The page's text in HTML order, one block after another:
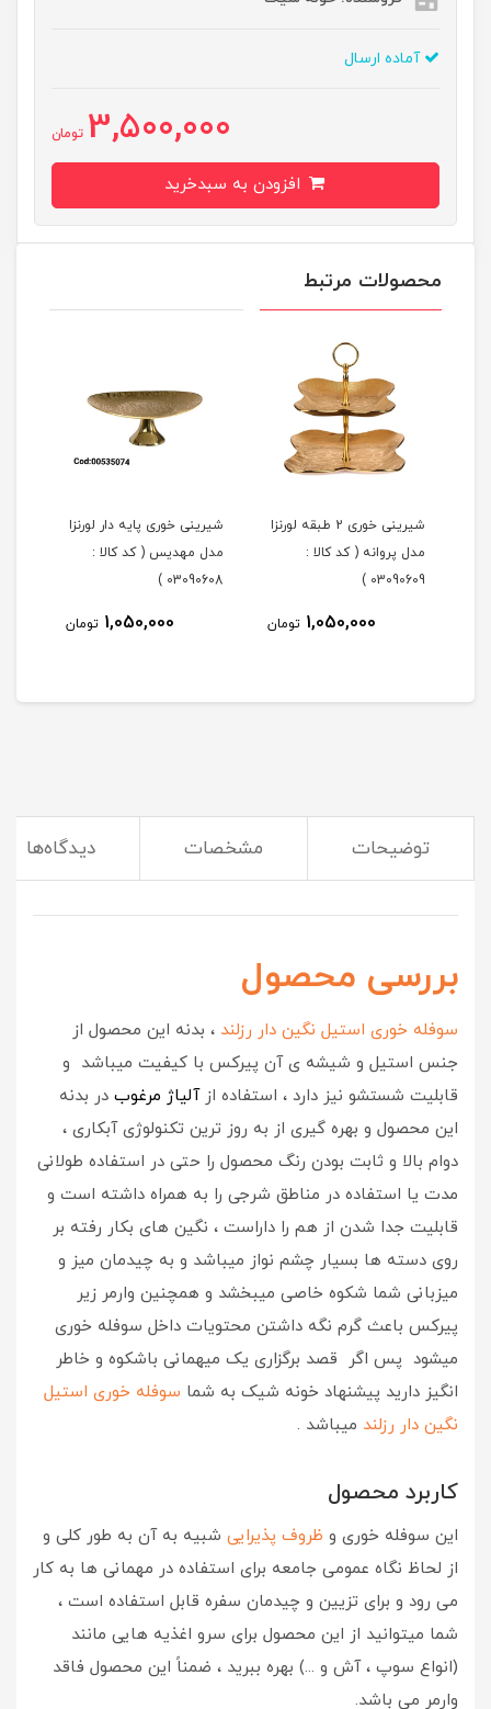
آماده ارسال
3,500,000 تومان
محصولات مرتبط
شیرینی خوری 2 طبقه لورنزا
مدل پروانه ( کد کالا :
03090609 )
1,050,000 تومان
شیرینی خوری پایه دار لورنزا
مدل مهدیس ( کد کالا :
03090608 )
1,050,000 تومان
توضیحات مشخصات دیدگاه‌ها
(این ظروف سرو و پذیرایی برای مهمونی لازمت میشه)
بررسی محصول
سوفله خوری استیل نگین دار رزلند ، بدنه این محصول از
جنس استیل و شیشه ی آن پیرکس با کیفیت میباشد و
قابلیت شستشو نیز دارد ، استفاده ازآلیاژ مرغوب در بدنه
این محصول و بهره گیری از به روز ترین تکنولوژی آبکاری ،
دوام بالا و ثابت بودن رنگ محصول را حتی در استفاده طولانی
مدت یا استفاده در مناطق شرجی را به همراه داشته است و
قابلیت جدا شدن از هم را داراست ، نگین های بکار رفته بر
روی دسته ها بسیار چشم نواز میباشد و به چیدمان میز و
میزبانی شما شکوه خاصی میبخشد و همچنین وارمر زیر
پیرکس باعث گرم نگه داشتن محتویات داخل سوفله خوری
میشود پس اگر قصد برگزاری یک میهمانی باشکوه و خاطر
انگیز دارید پیشنهاد خونه شیک به شما سوفله خوری استیل
نگین دار رزلند میباشد .
کاربرد محصول
این سوفله خوری و ظروف پذیرایی شبیه به آن به طور کلی و
از لحاظ نگاه عمومی جامعه برای استفاده در مهمانی ها به کار
می رود و برای تزیین و چیدمان سفره قابل استفاده است ،
شما میتوانید از این محصول برای سرو اغذیه هایی مانند
(انواع سوپ ، آش و ...) بهره ببرید ، ضمناً این محصول فاقد
وارمر می باشد.